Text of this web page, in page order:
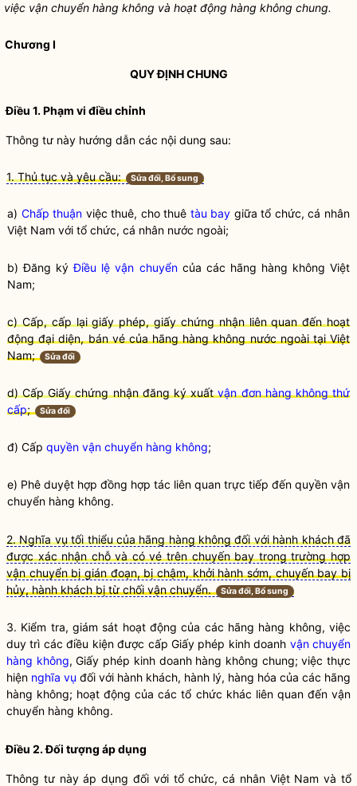
việc vận chuyển hàng không và hoạt động hàng không chung.
Chương I
QUY ĐỊNH CHUNG
Điều 1. Phạm vi điều chỉnh
Thông tư này hướng dẫn các nội dung sau:
1. Thủ tục và yêu cầu: Sửa đổi, Bổ sung
a) Chấp thuận việc thuê, cho thuê tàu bay giữa tổ chức, cá nhân
Việt Nam với tổ chức, cá nhân nước ngoài;
b) Đăng kýĐiều lệ vận chuyểncủa các hãng hàng không Việt
Nam;
c) Cấp, cấp lại giấy phép, giấy chứng nhận liên quan đến hoạt
động đại diện, bán vé của hãng hàng không nước ngoài tại Việt
Nam;
Sửa đổi
d) Cấp Giấy chứng nhận đăng ký xuấtvận đơn hàng không thứ
cấp; Sửa đổi
đ) Cấp quyền vận chuyển hàng không;
e) Phê duyệt hợp đồng hợp tác liên quan trực tiếp đến quyền vận
chuyển hàng không.
2. Nghĩa vụ tối thiểu của hãng hàng không đối với hành khách đã
được xác nhận chỗ và có vé trên chuyến bay trong trường hợp
vận chuyển bị gián đoạn, bị chậm, khởi hành sớm, chuyến bay bị
hủy, hành khách bị từ chối vận chuyển.
Sửa đổi, Bổ sung
3. Kiểm tra, giám sát hoạt động của các hãng hàng không, việc
duy trì các điều kiện được cấp Giấy phép kinh doanh vận chuyển
hàng không, Giấy phép kinh doanh hàng không chung; việc thực
hiện nghĩa vụ đối với hành khách, hành lý, hàng hóa của các hãng
hàng không; hoạt động của các tổ chức khác liên quan đến vận
chuyển hàng không.
Điều 2. Đối tượng áp dụng
Thông tư này áp dụng đối với tổ chức, cá nhân Việt Nam và tổ